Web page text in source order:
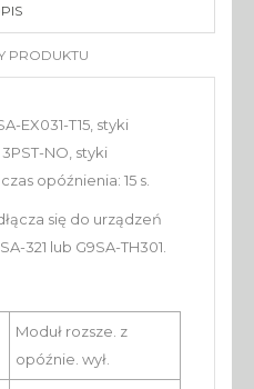
PRODUKTU
EX031-T15, styki
NO, styki
opóźnienia: 15 s.
się do urządzeń
321 lub G9SA-TH301.
Moduł rozsze. z
opóźnie. wył.